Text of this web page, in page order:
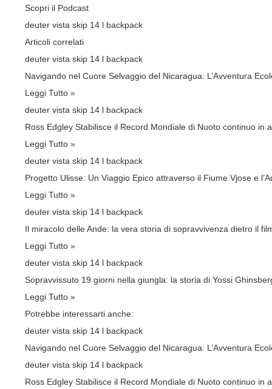
Scopri il Podcast
deuter vista skip 14 l backpack
Articoli correlati
deuter vista skip 14 l backpack
Navigando nel Cuore Selvaggio del Nicaragua: L’Avventura
Leggi Tutto »
deuter vista skip 14 l backpack
Ross Edgley Stabilisce il Record Mondiale di Nuoto continuo in
Leggi Tutto »
deuter vista skip 14 l backpack
Progetto Ulisse: Un Viaggio Epico attraverso il Fiume Vjose e
Leggi Tutto »
deuter vista skip 14 l backpack
Il miracolo delle Ande: la vera storia di sopravvivenza dietro il
Leggi Tutto »
deuter vista skip 14 l backpack
Sopravvissuto 19 giorni nella giungla: la storia di Yossi
Leggi Tutto »
Potrebbe interessarti anche:
deuter vista skip 14 l backpack
Navigando nel Cuore Selvaggio del Nicaragua: L’Avventura
deuter vista skip 14 l backpack
Ross Edgley Stabilisce il Record Mondiale di Nuoto continuo in